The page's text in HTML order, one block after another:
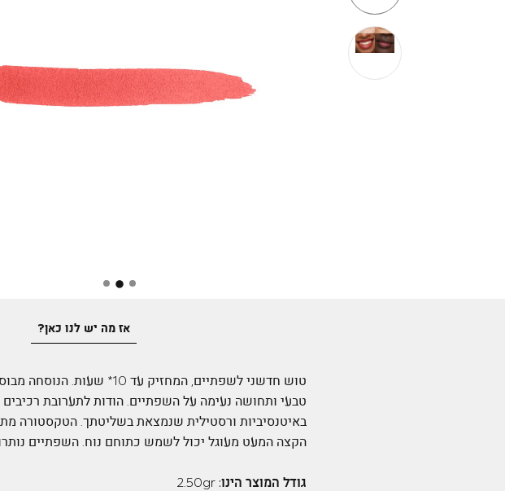
אז מה יש לנו כאן?
טוש חדשני לשפתיים,
טבעי ותחושה נעימה על השפתיים. הודות לתערובת
באיטנסיביות ורסטילית שנמצאת בשליטתך. הטקסטורה
הקצה המעט מעוגל יכול לשמש כתוחם נוח. השפתיים
גודל המוצר הינו:2.50gr